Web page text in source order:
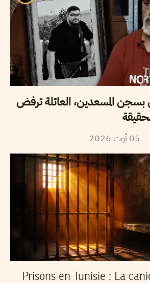
بسجن المسعدين، العائلة ترفض
05 أوت2026
Prisons en Tunisie : La